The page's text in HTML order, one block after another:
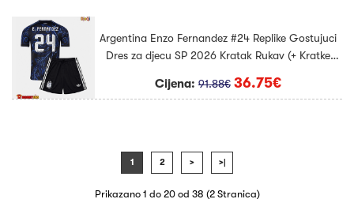
Argentina Enzo Fernandez #24 Replike Gostujuci
Dres za djecu SP 2026 Kratak Rukav (+ Kratke
Cijena:91.88€ 36.75€
1 2 > >|
Prikazano 1 do 20 od 38 (2 Stranica)